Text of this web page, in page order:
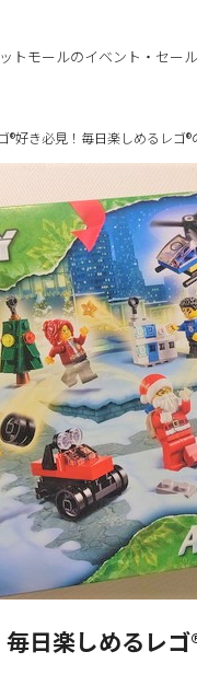
トモールのイベント・セー
ゴ®好き必見！毎日楽しめるレゴ
毎日楽しめるレ